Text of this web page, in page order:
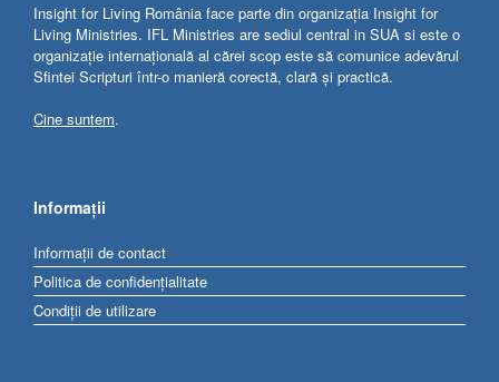
Insight for Living România face parte din organizația Insight for
Living Ministries. IFL Ministries are sediul central in SUA si este o
organizație internațională al cărei scop este să comunice adevărul
Sfintei Scripturi într-o manieră corectă, clară și practică.
Cine suntem.
Informații
Informații de contact
Politica de confidențialitate
Condiții de utilizare